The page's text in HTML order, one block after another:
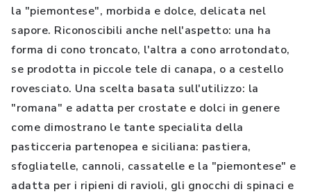
la "piemontese", morbida e dolce, delicata nel
sapore. Riconoscibili anche nell'aspetto: una ha
forma di cono troncato, l'altra a cono arrotondato,
se prodotta in piccole tele di canapa, o a cestello
rovesciato. Una scelta basata sull'utilizzo: la
"romana" e adatta per crostate e dolci in genere
come dimostrano le tante specialita della
pasticceria partenopea e siciliana: pastiera,
sfogliatelle, cannoli, cassatelle e la "piemontese" e
adatta per i ripieni di ravioli, gli gnocchi di spinaci e